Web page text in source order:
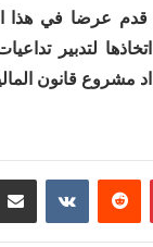
قدم عرضا في هذا
لتدبير
مشروع قانون
بينتيريست